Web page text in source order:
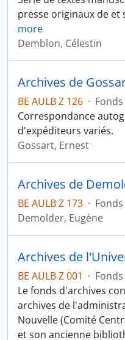
presse originaux de et
more
Demblon, Célestin
Archives de
BE AULB Z 126 · Fonds
Correspondance
d'expéditeurs variés.
Gossart, Ernest
Archives de
BE AULB Z 173 · Fonds
Demolder, Eugène
BE AULB Z 001 · Fonds
Le fonds d'archives
archives de
Nouvelle (Comité
et son ancienne